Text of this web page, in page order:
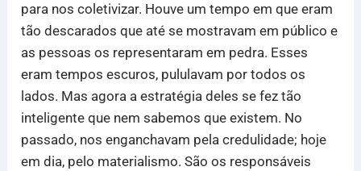
para nos coletivizar. Houve um tempo em que eram
tão descarados que até se mostravam em público e
as pessoas os representaram em pedra. Esses
eram tempos escuros, pululavam por todos os
lados. Mas agora a estratégia deles se fez tão
inteligente que nem sabemos que existem. No
passado, nos enganchavam pela credulidade; hoje
em dia, pelo materialismo. São os responsáveis